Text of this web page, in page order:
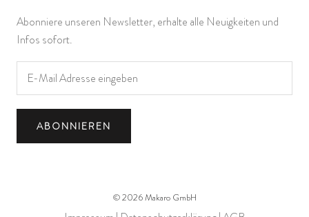
Abonniere unseren Newsletter, erhalte alle Neuigkeiten und
Infos sofort.
ABONNIEREN
© 2026 Makaro GmbH